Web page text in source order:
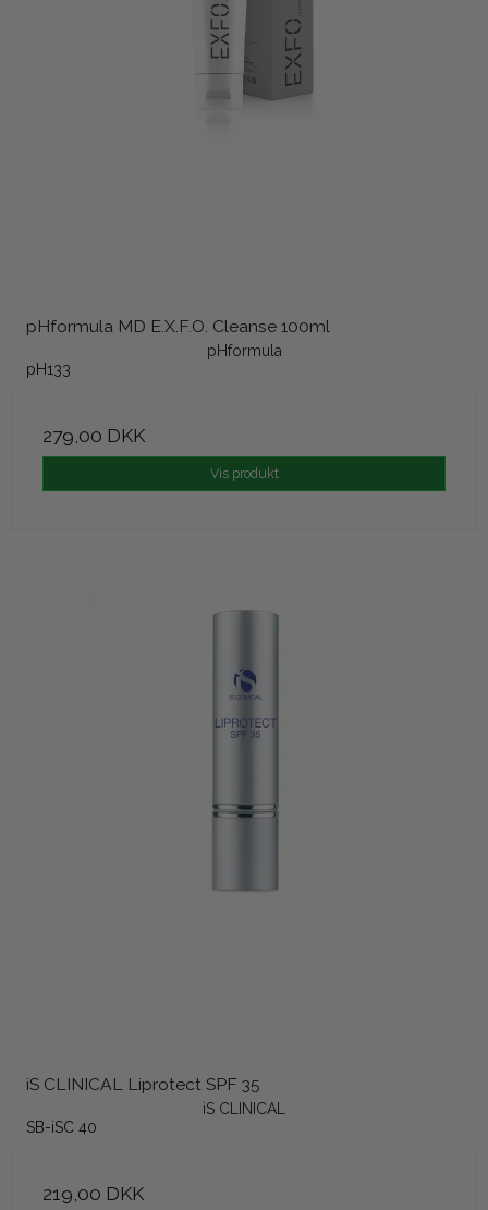
pHformula MD E.X.F.O. Cleanse 100ml
pHformula
pH133
279,00 DKK
Vis produkt
iS CLINICAL Liprotect SPF 35
iS CLINICAL
SB-iSC 40
219,00 DKK